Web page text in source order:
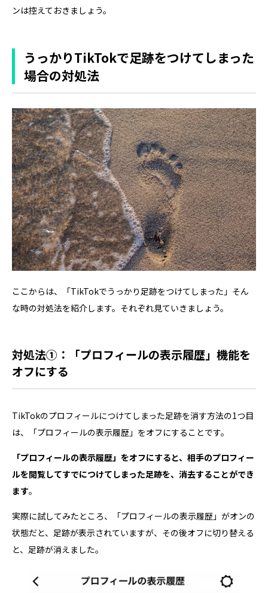
ンは控えておきましょう。
うっかりTikTokで足跡をつけてしまった
場合の対処法
ここからは、「TikTokでうっかり足跡をつけてしまった」そん
な時の対処法を紹介します。それぞれ見ていきましょう。
対処法①：「プロフィールの表示履歴」機能を
オフにする
TikTokのプロフィールにつけてしまった足跡を消す方法の1つ目
は、「プロフィールの表示履歴」をオフにすることです。
「プロフィールの表示履歴」をオフにすると、相手のプロフィー
ルを閲覧してすでにつけてしまった足跡を、消去することができ
ます。
実際に試してみたところ、「プロフィールの表示履歴」がオンの
状態だと、足跡が表示されていますが、その後オフに切り替える
と、足跡が消えました。